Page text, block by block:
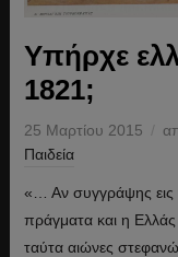
Υπήρχε
1821;
25 Μαρτίου 2015
Παιδεία
«… Αν συγγράψης εις
πράγματα και η Ελλάς
ταύτα αιώνες